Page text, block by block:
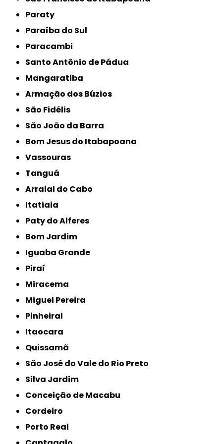
Paraty
Paraíba do Sul
Paracambi
Santo Antônio de Pádua
Mangaratiba
Armação dos Búzios
São Fidélis
São João da Barra
Bom Jesus do Itabapoana
Vassouras
Tanguá
Arraial do Cabo
Itatiaia
Paty do Alferes
Bom Jardim
Iguaba Grande
Piraí
Miracema
Miguel Pereira
Pinheiral
Itaocara
Quissamã
São José do Vale do Rio Preto
Silva Jardim
Conceição de Macabu
Cordeiro
Porto Real